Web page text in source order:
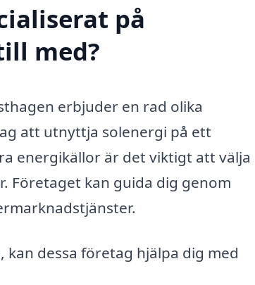
på
med?
erbjuder en rad olika
att utnyttja solenergi på ett
energikällor är det viktigt att välja
Företaget kan guida dig genom
dessa företag hjälpa dig med